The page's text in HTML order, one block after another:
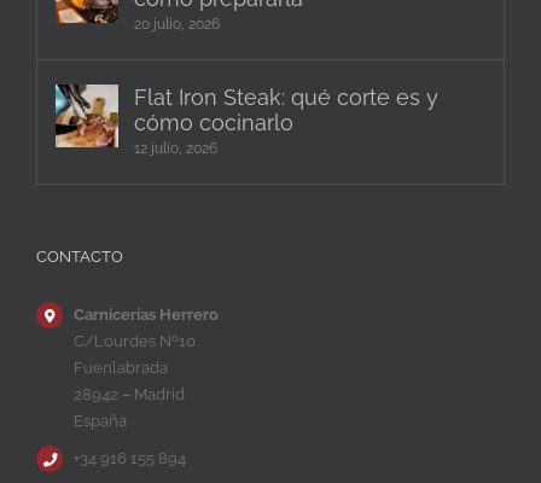
20 julio, 2026
Flat Iron Steak: qué corte es y
cómo cocinarlo
12 julio, 2026
CONTACTO
Carnicerías Herrero
C/Lourdes Nº10
Fuenlabrada
28942 – Madrid
España
+34 916 155 894